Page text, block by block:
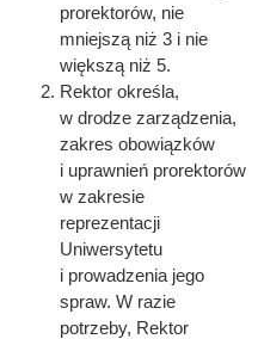
prorektorów, nie
mniejszą niż 3 i nie
większą niż 5.
Rektor określa,
w drodze zarządzenia,
zakres obowiązków
i uprawnień prorektorów
w zakresie
reprezentacji
Uniwersytetu
i prowadzenia jego
spraw. W razie
potrzeby, Rektor